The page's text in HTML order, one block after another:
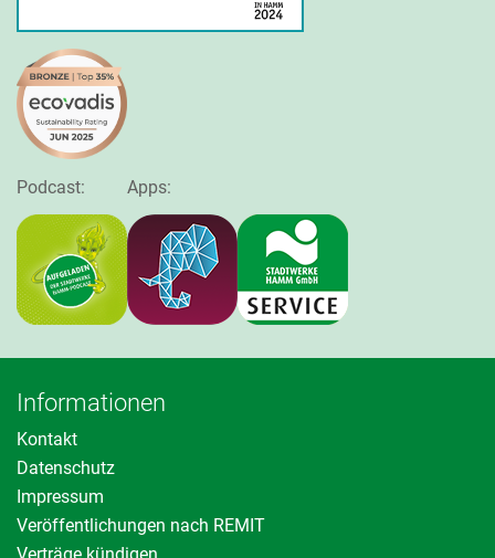
Podcast: Apps:
Informationen
Kontakt
Datenschutz
Impressum
Veröffentlichungen nach REMIT